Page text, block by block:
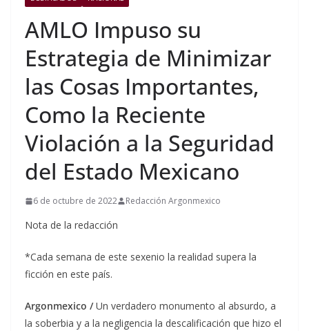
AMLO Impuso su
Estrategia de Minimizar
las Cosas Importantes,
Como la Reciente
Violación a la Seguridad
del Estado Mexicano
6 de octubre de 2022 Redacción Argonmexico
Nota de la redacción
*Cada semana de este sexenio la realidad supera la
ficción en este país.
Argonmexico /Un verdadero monumento al absurdo, a
la soberbia y a la negligencia la descalificación que hizo el